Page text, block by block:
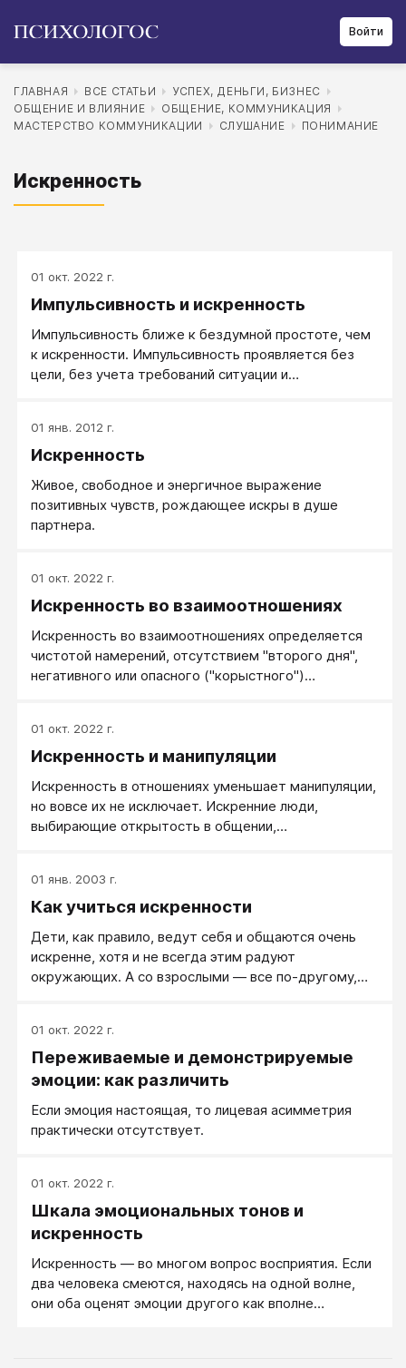
Войти
ГЛАВНАЯ ВСЕ СТАТЬИ
УСПЕХ, ДЕНЬГИ, БИЗНЕС
ОБЩЕНИЕ И ВЛИЯНИЕ
ОБЩЕНИЕ, КОММУНИКАЦИЯ
МАСТЕРСТВО КОММУНИКАЦИИ
СЛУШАНИЕ ПОНИМАНИЕ
Искренность
01 окт. 2022 г.
Импульсивность и искренность
Импульсивность ближе к бездумной простоте, чем
к искренности. Импульсивность проявляется без
цели, без учета требований ситуации и
возможна только у адекватного человека,
понимающего и соблюдаещего формат общения.
01 янв. 2012 г.
Искренность
Живое, свободное и энергичное выражение
позитивных чувств, рождающее искры в душе
партнера.
01 окт. 2022 г.
Искренность во взаимоотношениях
Искренность во взаимоотношениях определяется
чистотой намерений, отсутствием "второго дня",
негативного или опасного ("корыстного")
мы умеем читать "язык тела". Когда человек
"сочиняет", придумывает, а не чувствует по
ассиметрично. Асимметрия лица возникает тогда,
когда человек демонстрирует фальшивую эмоцию.
Искусственную эмоцию. Намеренную эмоцию. Если
практически отсутствует.
01 окт. 2022 г.
Искренность и манипуляции
Искренность в отношениях уменьшает манипуляции,
но вовсе их не исключает. Искренние люди,
выбирающие открытость в общении,
Но позитивные манипуляции искренними людьми
используются, и искренность там оказывается
01 янв. 2003 г.
Как учиться искренности
Дети, как правило, ведут себя и общаются очень
искренне, хотя и не всегда этим радуют
окружающих. А со взрослыми — все по-другому,
так, что искренними их назвать трудно.
01 окт. 2022 г.
Переживаемые и демонстрируемые
эмоции: как различить
Если эмоция настоящая, то лицевая асимметрия
практически отсутствует.
01 окт. 2022 г.
Шкала эмоциональных тонов и
искренность
Искренность — во многом вопрос восприятия. Если
два человека смеются, находясь на одной волне,
они оба оценят эмоции другого как вполне